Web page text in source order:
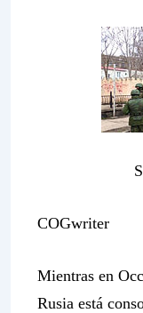
COGwriter
Mientras en
Rusia está